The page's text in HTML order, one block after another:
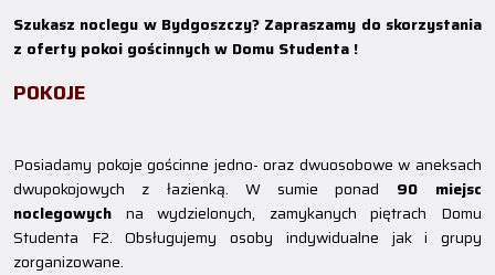
Szukasz noclegu w Bydgoszczy? Zapraszamy do skorzystania
z oferty pokoi gościnnych w Domu Studenta !
POKOJE
Posiadamy pokoje gościnne jedno- oraz dwuosobowe w aneksach
dwupokojowych z łazienką. W sumie ponad 90 miejsc
noclegowych na wydzielonych, zamykanych piętrach Domu
Studenta F2. Obsługujemy osoby indywidualne jak i grupy
zorganizowane.